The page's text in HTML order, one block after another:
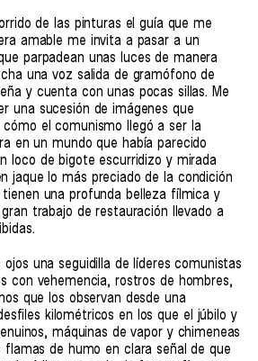
de las pinturas el guía que me
amable me invita a pasar a un
parpadean unas luces de manera
una voz salida de gramófono de
y cuenta con unas pocas sillas. Me
una sucesión de imágenes que
el comunismo llegó a ser la
en un mundo que había parecido
loco de bigote escurridizo y mirada
jaque lo más preciado de la condición
tienen una profunda belleza fílmica y
trabajo de restauración llevado a
una seguidilla de líderes comunistas
con vehemencia, rostros de hombres,
que los observan desde una
kilométricos en los que el júbilo y
máquinas de vapor y chimeneas
flamas de humo en clara señal de que